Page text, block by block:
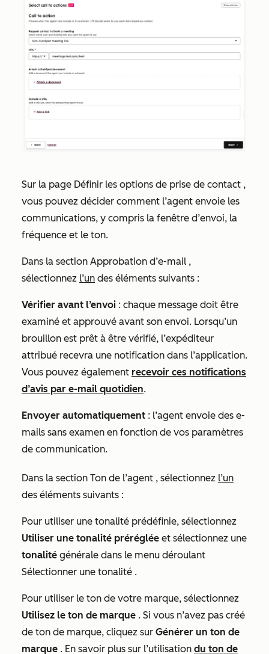
Sur la page Définir les options de prise de contact ,
vous pouvez décider comment l’agent envoie les
communications, y compris la fenêtre d’envoi, la
fréquence et le ton.
Dans la section Approbation d’e-mail ,
sélectionnez l’un des éléments suivants :
Vérifier avant l’envoi : chaque message doit être
examiné et approuvé avant son envoi. Lorsqu’un
brouillon est prêt à être vérifié, l’expéditeur
attribué recevra une notification dans l’application.
Vous pouvez également recevoir ces notifications
d’avis par e-mail quotidien.
Envoyer automatiquement : l’agent envoie des e-
mails sans examen en fonction de vos paramètres
de communication.
Dans la section Ton de l’agent , sélectionnez l’un
des éléments suivants :
Pour utiliser une tonalité prédéfinie, sélectionnez
Utiliser une tonalité préréglée et sélectionnez une
tonalité générale dans le menu déroulant
Sélectionner une tonalité .
Pour utiliser le ton de votre marque, sélectionnez
Utilisez le ton de marque . Si vous n’avez pas créé
de ton de marque, cliquez sur Générer un ton de
marque . En savoir plus sur l’utilisation du ton de